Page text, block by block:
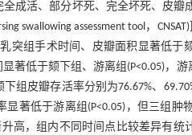
成活、部分坏死、完全坏死、皮
swallowing assessment tool，
乳突组手术时间、皮瓣面积显著低
著低于颏下组、游离组(P<0.05)，
组皮瓣存活率分别为76.67%、
显著低于游离组(P<0.05)，但三组
高，组内不同时间点比较差异有统